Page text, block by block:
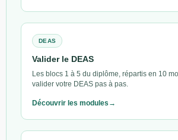
DEAS
Valider le DEAS
Les blocs 1 à 5 du diplôme, répartis en 10
valider votre DEAS pas à pas.
Découvrir les modules